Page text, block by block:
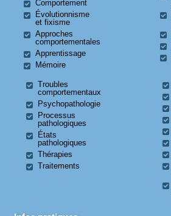
Comportement
Évolutionnisme
et fixisme
Approches
comportementales
Apprentissage
Mémoire
Troubles
comportementaux
Psychopathologie
Processus
pathologiques
États
pathologiques
Thérapies
Traitements